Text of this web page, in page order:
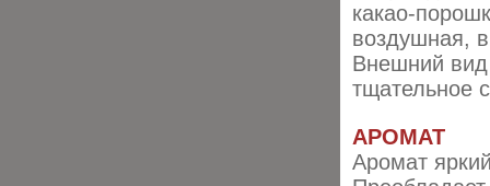
какао-
воздушная,
Внешний
тщательное
АРОМАТ
Аромат